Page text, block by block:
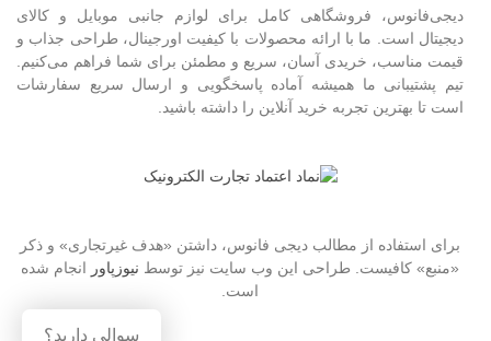
دیجی‌فانوس، فروشگاهی کامل برای لوازم جانبی موبایل و کالای
دیجیتال است. ما با ارائه محصولات با کیفیت اورجینال، طراحی جذاب و
قیمت مناسب، خریدی آسان، سریع و مطمئن برای شما فراهم می‌کنیم.
تیم پشتیبانی ما همیشه آماده پاسخگویی و ارسال سریع سفارشات
است تا بهترین تجربه خرید آنلاین را داشته باشید.
برای استفاده از مطالب دیجی فانوس، داشتن «هدف غیرتجاری» و ذکر
«منبع» کافیست. طراحی این وب سایت نیز توسط نیوزپاور انجام شده
است.
سوالی دارید؟